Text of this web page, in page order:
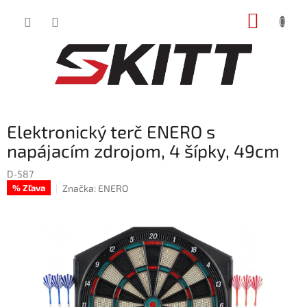
Elektronický terč ENERO s
napájacím zdrojom, 4 šípky, 49cm
D-587
% Zľava Značka: ENERO